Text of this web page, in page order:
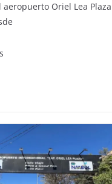
aeropuerto Oriel Lea